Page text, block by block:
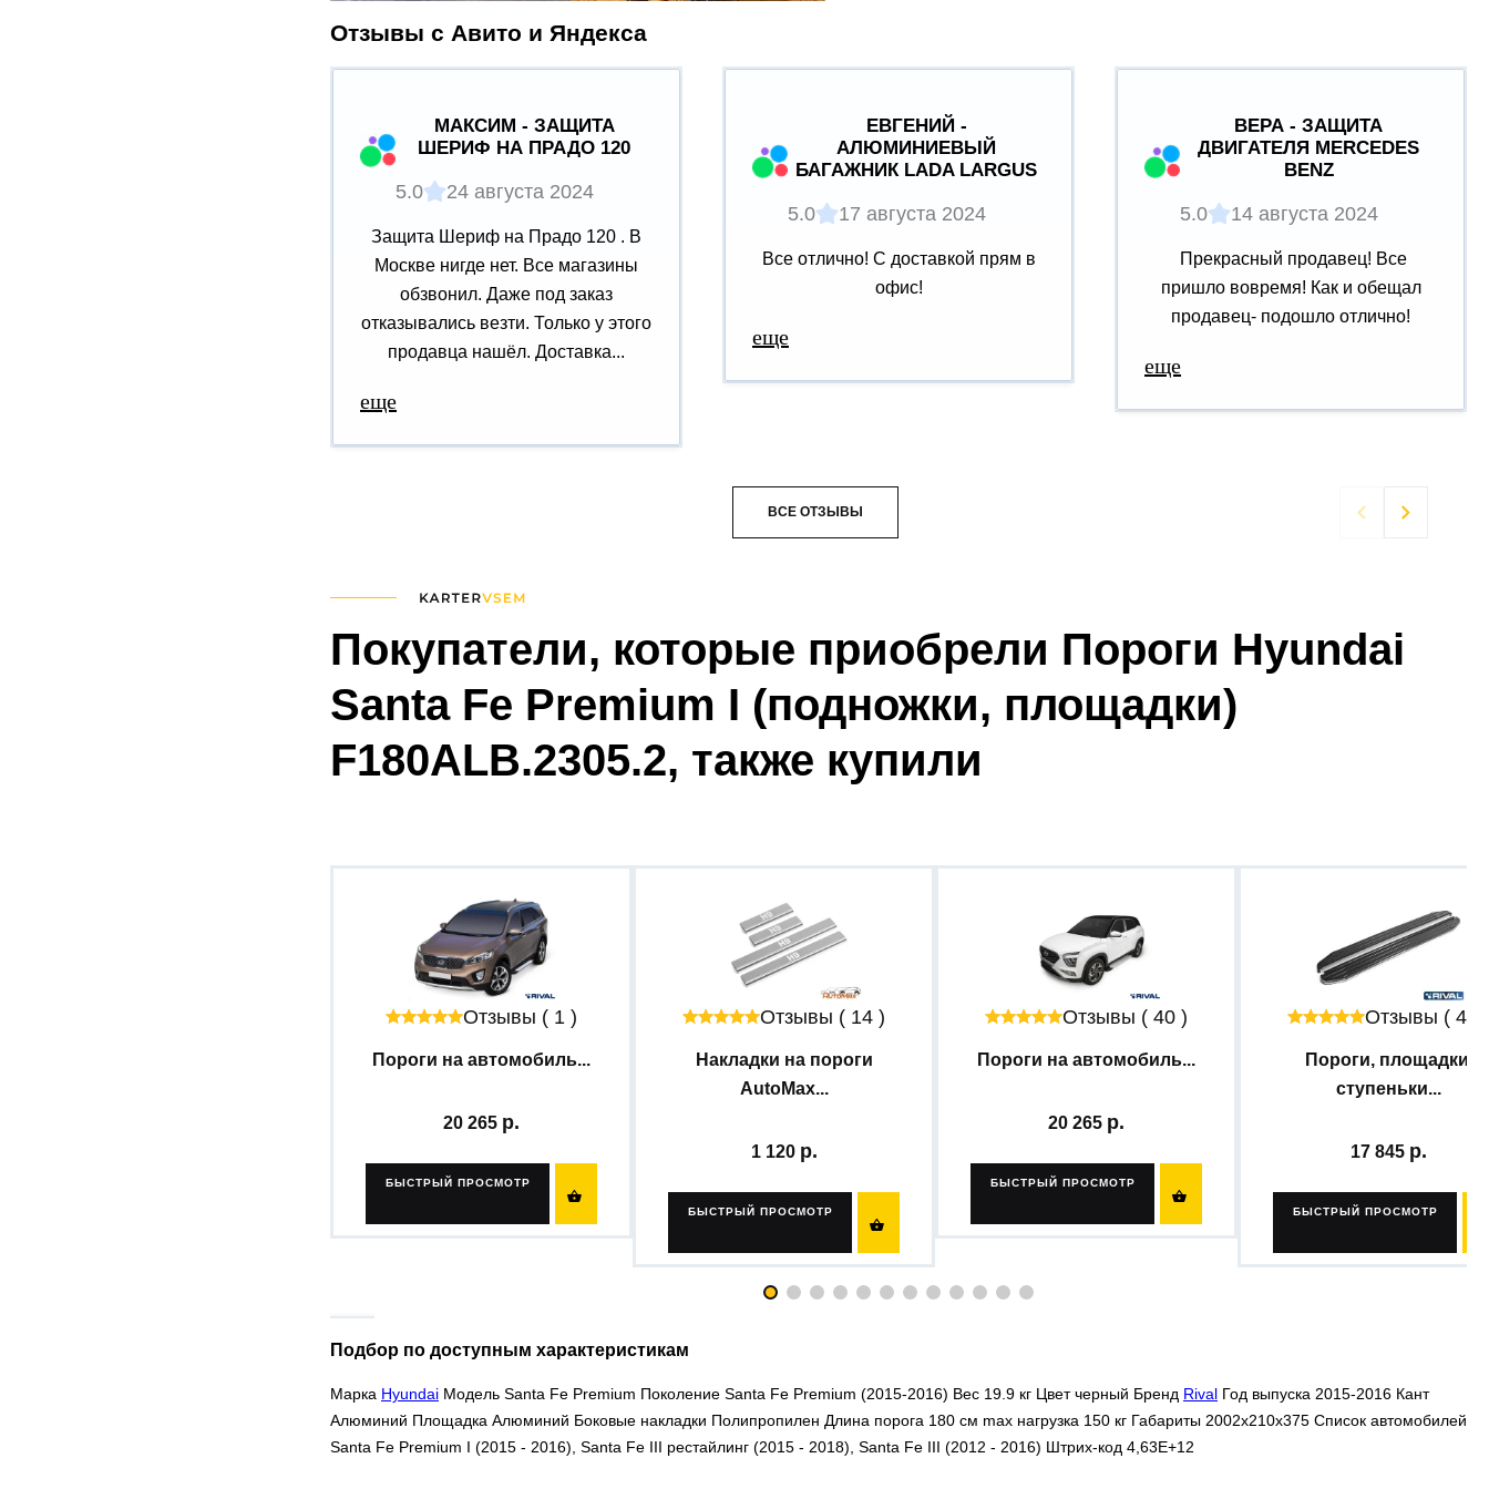
Отзывы с Авито и Яндекса
МАКСИМ - ЗАЩИТА
ШЕРИФ НА ПРАДО 120
5.0 24 августа 2024
Защита Шериф на Прадо 120 . В
Москве нигде нет. Все магазины
обзвонил. Даже под заказ
отказывались везти. Только у этого
продавца нашёл. Доставка...
еще
ЕВГЕНИЙ -
АЛЮМИНИЕВЫЙ
БАГАЖНИК LADA LARGUS
5.0 17 августа 2024
Все отлично! С доставкой прям в
офис!
еще
ВЕРА - ЗАЩИТА
ДВИГАТЕЛЯ MERCEDES
BENZ
5.0 14 августа 2024
Прекрасный продавец! Все
пришло вовремя! Как и обещал
продавец- подошло отлично!
еще
ВСЕ ОТЗЫВЫ  
Покупатели, которые приобрели Пороги Hyundai
Santa Fe Premium I (подножки, площадки)
F180ALB.2305.2, также купили
Отзывы ( 1 )
Пороги на автомобиль...
20 265
БЫСТРЫЙ ПРОСМОТР

Отзывы ( 14 )
Накладки на пороги
AutoMax...
1 120
БЫСТРЫЙ ПРОСМОТР

Отзывы ( 40 )
Пороги на автомобиль...
20 265
БЫСТРЫЙ ПРОСМОТР

Отзывы ( 43 )
Пороги, площадки,
ступеньки...
17 845
БЫСТРЫЙ ПРОСМОТР
Подбор по доступным характеристикам
Марка Hyundai Модель Santa Fe Premium Поколение Santa Fe Premium (2015-2016) Вес 19.9 кг Цветчерный Бренд Rival Год выпуска 2015-2016 Кант
Алюминий Площадка Алюминий Боковые накладки Полипропилен Длина порога 180 см max нагрузка 150 кг Габариты 2002х210х375 Список автомобилей
Santa Fe Premium I (2015 - 2016), Santa Fe III рестайлинг (2015 - 2018), Santa Fe III (2012 - 2016) Штрих-код 4,63E+12